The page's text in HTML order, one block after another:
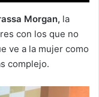
Morgan, la
con los que no
ve a la mujer como
complejo.